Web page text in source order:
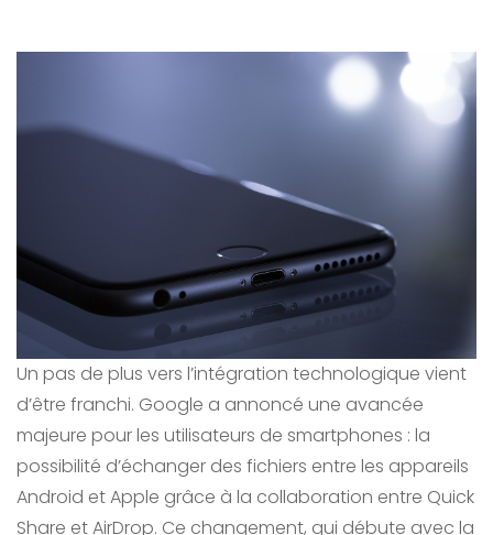
Un pas de plus vers l’intégration technologique vient
d’être franchi. Google a annoncé une avancée
majeure pour les utilisateurs de smartphones : la
possibilité d’échanger des fichiers entre les appareils
Android et Apple grâce à la collaboration entre Quick
Share et AirDrop. Ce changement, qui débute avec la